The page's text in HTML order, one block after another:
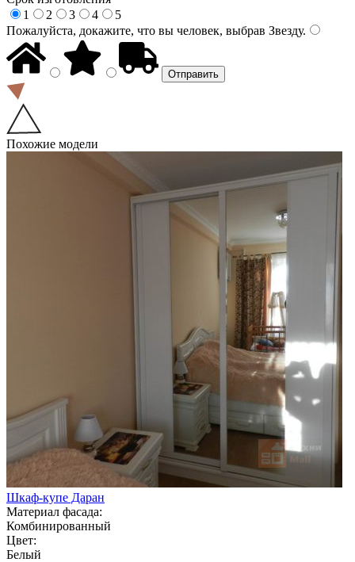
1
2 3 4
5
Пожалуйста, докажите, что вы человек, выбрав Звезду.
Похожие модели
Шкаф-купе Даран
Материал фасада:
Комбинированный
Цвет:
Белый